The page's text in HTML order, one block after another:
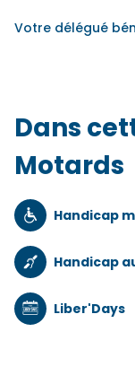
Votre délégué
Dans
Motards
Handicap
Handicap
Liber'Days